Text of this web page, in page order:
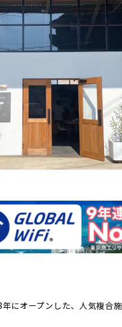
にオープンした、人気複合